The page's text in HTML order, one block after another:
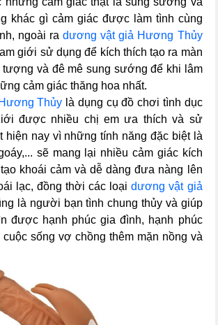
khác gì cảm giác được làm tình cùng
ngoài radương vật giả Hương Thủy
giới sử dụng để kích thích tạo ra màn
tượng và đê mê sung sướng để khi lâm
cảm giác thăng hoa nhất.
Thủy là dụng cụ đồ chơi tình dục
được nhiều chị em ưa thích và sử
hiện nay vì những tính năng đặc biệt là
sẽ mang lại nhiều cảm giác kích
khoái cảm và dễ dàng đưa nàng lên
lạc, đồng thời các loạidương vật giả
là người bạn tình chung thủy và giúp
được hạnh phúc gia đình, hạnh phúc
cuộc sống vợ chồng thêm mặn nồng và